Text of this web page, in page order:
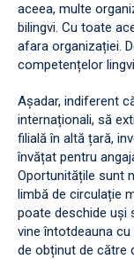
aceea, multe
bilingvi. Cu toate
afara organizației.
competențelor
Așadar, indiferent
internaționali, să
filială în altă țară,
învățat pentru
Oportunitățile sunt
limbă de circulație
poate deschide uși
vine întotdeauna
de obținut de către